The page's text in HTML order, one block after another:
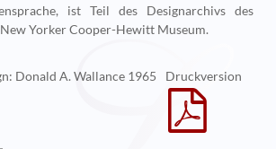
ist Teil des Designarchivs des
Yorker Cooper-Hewitt Museum.
Donald A. Wallance 1965 Druckversion